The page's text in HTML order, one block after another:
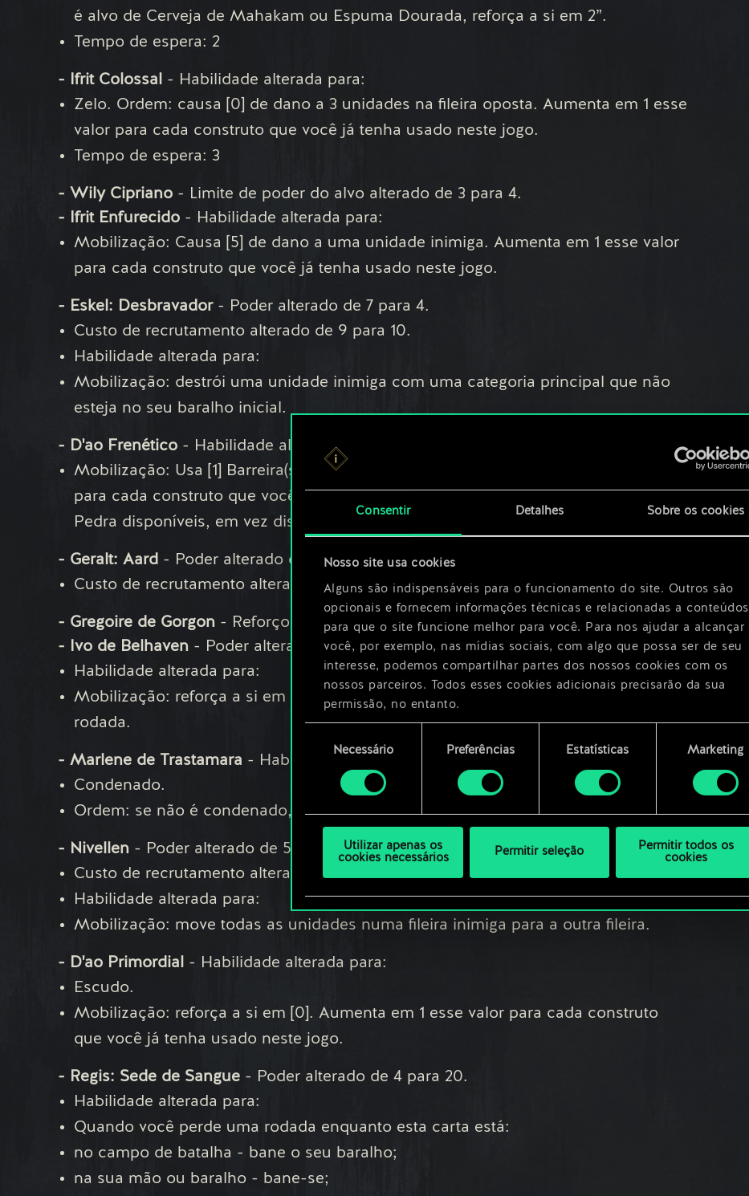
Consentir Detalhes Sobre os cookies
Nosso site usa cookies
Alguns são indispensáveis para o funcionamento do site. Outros são
opcionais e fornecem informações técnicas e relacionadas a conteúdos
para que o site funcione melhor para você. Para nos ajudar a alcançar
você, por exemplo, nas mídias sociais, com algo que possa ser de seu
interesse, podemos compartilhar partes dos nossos cookies com os
nossos parceiros. Todos esses cookies adicionais precisarão da sua
permissão, no entanto.
Você encontrará todos os detalhes sobre o uso de cookies e poderá
consentimento
Necessário Preferências Estatísticas Marketing
Utilizar apenas os
cookies necessários
Permitir seleção
Permitir todos os
cookies
é alvo de Cerveja de Mahakam ou Espuma Dourada, reforça a si em 2”.
Tempo de espera: 2
- Ifrit Colossal - Habilidade alterada para:
Zelo. Ordem: causa [0] de dano a 3 unidades na fileira oposta. Aumenta em 1 esse
valor para cada construto que você já tenha usado neste jogo.
Tempo de espera: 3
- Wily Cipriano - Limite de poder do alvo alterado de 3 para 4.
- Ifrit Enfurecido - Habilidade alterada para:
Mobilização: Causa [5] de dano a uma unidade inimiga. Aumenta em 1 esse valor
para cada construto que você já tenha usado neste jogo.
- Eskel: Desbravador - Poder alterado de 7 para 4.
Custo de recrutamento alterado de 9 para 10.
Habilidade alterada para:
Mobilização: destrói uma unidade inimiga com uma categoria principal que não
esteja no seu baralho inicial.
- D'ao Frenético - Habilidade alterada para:
Mobilização: Usa [1] Barreira(s) de Pedra do seu baralho. Aumenta em 1 esse valor
para cada construto que você já tenha usado neste jogo. Se não há Barreiras de
Pedra disponíveis, em vez disso, move uma unidade inimiga para a outra fileira.
- Geralt: Aard - Poder alterado de 3 para 4.
Custo de recrutamento alterado de 10 para 9.
- Gregoire de Gorgon - Reforço de Golpe Fatal alterado de 5 para 8.
- Ivo de Belhaven - Poder alterado de 5 para 1.
Habilidade alterada para:
Mobilização: reforça a si em 0. Aumenta este valor para cada carta jogada nesta
rodada.
- Marlene de Trastamara - Habilidade alterada para:
Condenado.
Ordem: se não é condenado, ganha resiliência.
- Nivellen - Poder alterado de 5 para 8.
Custo de recrutamento alterado de 6 para 8.
Habilidade alterada para:
Mobilização: move todas as unidades numa fileira inimiga para a outra fileira.
- D'ao Primordial - Habilidade alterada para:
Escudo.
Mobilização: reforça a si em [0]. Aumenta em 1 esse valor para cada construto
que você já tenha usado neste jogo.
- Regis: Sede de Sangue - Poder alterado de 4 para 20.
Habilidade alterada para:
Quando você perde uma rodada enquanto esta carta está:
no campo de batalha - bane o seu baralho;
na sua mão ou baralho - bane-se;